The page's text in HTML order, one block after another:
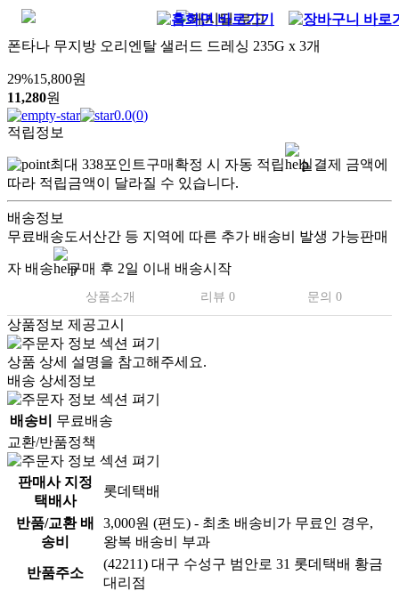
폰타나 무지방 오리엔탈 샐러드 드레싱 235G x 3개
29%15,800원
11,280원
0.0(0)
적립정보
최대 338포인트구매확정 시 자동 적립
실결제 금액에
따라 적립금액이 달라질 수 있습니다.
배송정보
무료배송도서산간 등 지역에 따른 추가 배송비 발생 가능판매
자 배송 구매 후 2일 이내 배송시작
상품소개 리뷰 0 문의 0
상품정보 제공고시
상품 상세 설명을 참고해주세요.
배송 상세정보
배송비
무료배송
교환/반품정책
판매사 지정
택배사
롯데택배
반품/교환 배
송비
3,000원 (편도) - 최초 배송비가 무료인 경우,
왕복 배송비 부과
반품주소
(42211) 대구 수성구 범안로 31 롯데택배 황금
대리점